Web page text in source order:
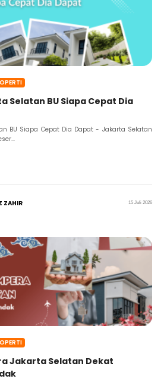
Selatan BU Siapa Cepat Dia
BU Siapa Cepat Dia Dapat - Jakarta Selatan
ZAHIR 15 Juli 2026
Jakarta Selatan Dekat